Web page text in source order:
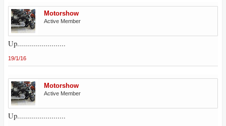
Motorshow
Active Member
Up........................
19/1/16
Motorshow
Active Member
Up........................